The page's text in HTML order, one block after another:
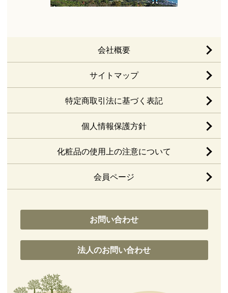
会社概要
サイトマップ
特定商取引法に基づく表記
個人情報保護方針
化粧品の使用上の注意について
会員ページ
お問い合わせ
法人のお問い合わせ